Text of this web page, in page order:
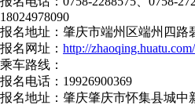
18024978090
报名地址：肇庆市端州区端州四路
报名网址： http://zhaoqing.huatu.com/
乘车路线：
报名电话：19926900369
报名地址：肇庆肇庆市怀集县城中